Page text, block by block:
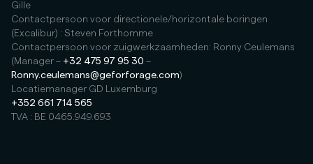
Gille
Contactpersoon voor directionele/horizontale boringen
(Excalibur) : Steven Forthomme
Contactpersoon voor zuigwerkzaamheden: Ronny Ceulemans
(Manager – +32 475 97 95 30 –
Ronny.ceulemans@geforforage.com)
Locatiemanager GD Luxemburg
+352 661 714 565
TVA : BE 0465.949.693